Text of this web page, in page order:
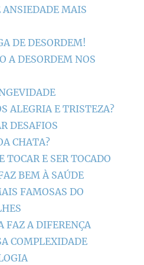
ANSIEDADE MAIS
DE DESORDEM!
A DESORDEM NOS
ALEGRIA E TRISTEZA?
DESAFIOS
CHATA?
E SER TOCADO
BEM À SAÚDE
FAMOSAS DO
FAZ A DIFERENÇA
COMPLEXIDADE